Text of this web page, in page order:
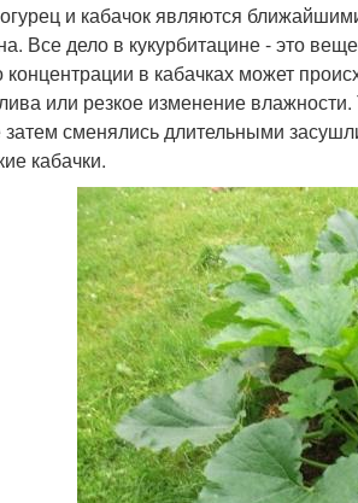
и кабачок являются
Все дело в кукурбитацине - это
в кабачках может
или резкое изменение
сменялись длительными
кабачки.